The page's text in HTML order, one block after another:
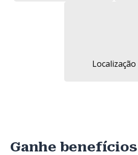
Localização
Ganhe